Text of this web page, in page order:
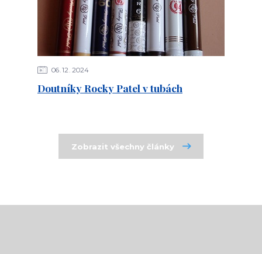
06 12 2024
Doutníky Rocky Patel v tubách
Zobrazit všechny články